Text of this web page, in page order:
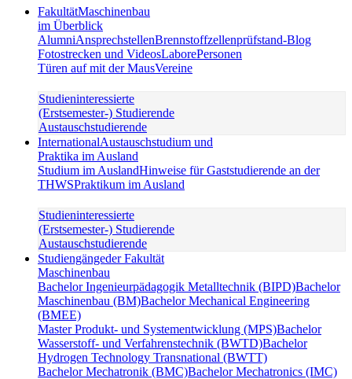
FakultätMaschinenbau
im Überblick
AlumniAnsprechstellenBrennstoffzellenprüfstand-Blog
Fotostrecken und VideosLaborePersonen
Türen auf mit der MausVereine
Studieninteressierte
(Erstsemester-) Studierende
Austauschstudierende
InternationalAustauschstudium und
Praktika im Ausland
Studium im AuslandHinweise für Gaststudierende an der
THWSPraktikum im Ausland
Studieninteressierte
(Erstsemester-) Studierende
Austauschstudierende
Studiengängeder Fakultät
Maschinenbau
Bachelor Ingenieurpädagogik Metalltechnik (BIPD)Bachelor
Maschinenbau (BM)Bachelor Mechanical Engineering
(BMEE)
Master Produkt- und Systementwicklung (MPS)Bachelor
Wasserstoff- und Verfahrenstechnik (BWTD)Bachelor
Hydrogen Technology Transnational (BWTT)
Bachelor Mechatronik (BMC)Bachelor Mechatronics (IMC)